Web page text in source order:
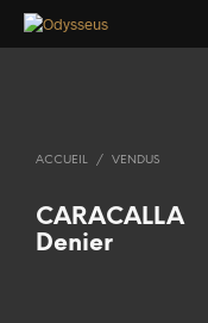
ACCUEIL / VENDUS
CARACALLA
Denier